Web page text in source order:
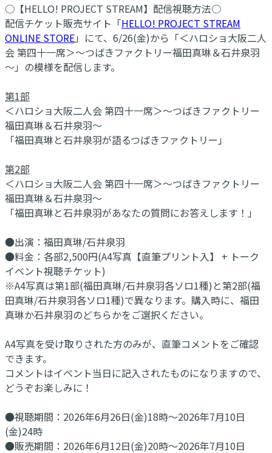
○【HELLO! PROJECT STREAM】配信視聴方法○
配信チケット販売サイト「HELLO! PROJECT STREAM
ONLINE STORE」にて、6/26(金)から「＜ハロショ大阪二人
会 第四十一席＞～つばきファクトリー福田真琳＆石井泉羽
～」の模様を配信します。
第1部
＜ハロショ大阪二人会 第四十一席＞～つばきファクトリー
福田真琳＆石井泉羽～
「福田真琳と石井泉羽が語るつばきファクトリー」
第2部
＜ハロショ大阪二人会 第四十一席＞～つばきファクトリー
福田真琳＆石井泉羽～
「福田真琳と石井泉羽があなたの質問にお答えします！」
●出演：福田真琳/石井泉羽
●料金：各部2,500円(A4写真【直筆プリント入】 + トーク
イベント視聴チケット)
※A4写真は第1部(福田真琳/石井泉羽各ソロ1種)と第2部(福
田真琳/石井泉羽各ソロ1種)で異なります。購入時に、福田
真琳か石井泉羽のどちらかをご選択ください。
A4写真を受け取りされた方のみが、直筆コメントをご確認
できます。
コメントはイベント当日に記入されたものになりますので、
どうぞお楽しみに！
●視聴期間：2026年6月26日(金)18時～2026年7月10日
(金)24時
●販売期間：2026年6月12日(金)20時～2026年7月10日